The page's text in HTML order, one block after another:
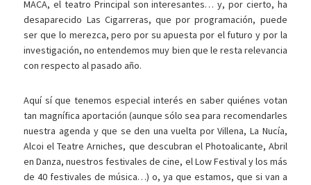
MACA, el teatro Principal son interesantes… y, por cierto, ha
desaparecido Las Cigarreras, que por programación, puede
ser que lo merezca, pero por su apuesta por el futuro y por la
investigación, no entendemos muy bien que le resta relevancia
con respecto al pasado año.
Aquí sí que tenemos especial interés en saber quiénes votan
tan magnífica aportación (aunque sólo sea para recomendarles
nuestra agenda y que se den una vuelta por Villena, La Nucía,
Alcoi el Teatre Arniches, que descubran el Photoalicante, Abril
en Danza, nuestros festivales de cine, el Low Festival y los más
de 40 festivales de música…) o, ya que estamos, que si van a